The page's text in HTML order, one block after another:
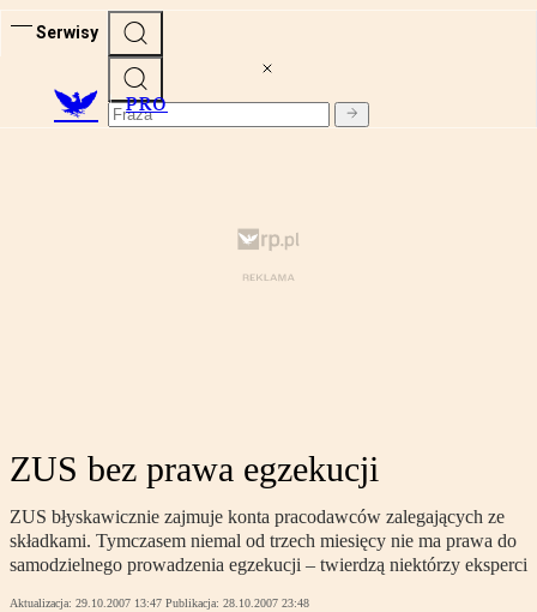
Serwisy
PRO
ZUS bez prawa egzekucji
ZUS błyskawicznie zajmuje konta pracodawców zalegających ze
składkami. Tymczasem niemal od trzech miesięcy nie ma prawa do
samodzielnego prowadzenia egzekucji – twierdzą niektórzy eksperci
Aktualizacja: 29.10.2007 13:47 Publikacja: 28.10.2007 23:48